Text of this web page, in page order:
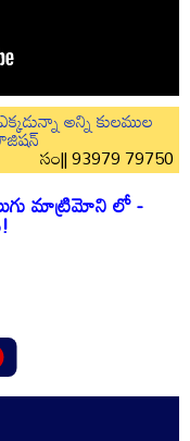
అన్ని కులముల
సం|| 93979 79750
మాట్రిమోని లో -